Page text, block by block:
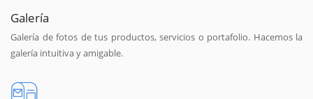
Galería
Galería de fotos de tus productos, servicios o portafolio. Hacemos la
galería intuitiva y amigable.